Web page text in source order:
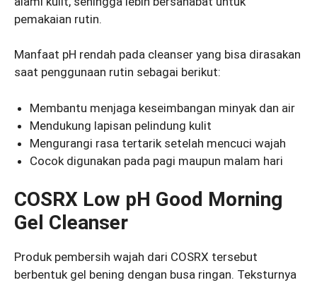
pemakaian rutin.
Manfaat pH rendah pada cleanser yang bisa dirasakan
saat penggunaan rutin sebagai berikut:
Membantu menjaga keseimbangan minyak dan air
Mendukung lapisan pelindung kulit
Mengurangi rasa tertarik setelah mencuci wajah
Cocok digunakan pada pagi maupun malam hari
COSRX Low pH Good Morning
Gel Cleanser
Produk pembersih wajah dari COSRX tersebut
berbentuk gel bening dengan busa ringan. Teksturnya